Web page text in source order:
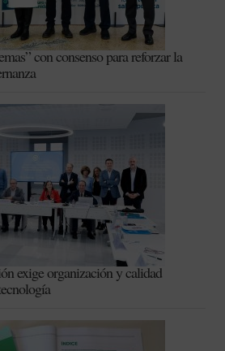
con consenso para reforzar la
exige organización y calidad